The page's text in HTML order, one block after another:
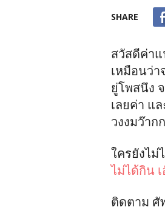
SHARE
สวัสดีค่า
เหมือนว่า
ยู่โพสนึง
เลยค่า แ
วงงมว๊าก
ใครยังไ
ไม่ได้กิน เ
ติดตาม ศั